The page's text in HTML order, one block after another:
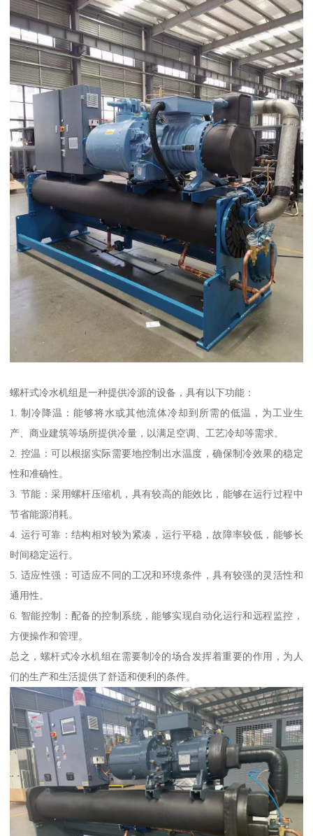
螺杆式冷水机组是一种提供冷源的设备，具有以下功能：
1. 制冷降温：能够将水或其他流体冷却到所需的低温，为工业生
产、商业建筑等场所提供冷量，以满足空调、工艺冷却等需求。
2. 控温：可以根据实际需要地控制出水温度，确保制冷效果的稳定
性和准确性。
3. 节能：采用螺杆压缩机，具有较高的能效比，能够在运行过程中
节省能源消耗。
4. 运行可靠：结构相对较为紧凑，运行平稳，故障率较低，能够长
时间稳定运行。
5. 适应性强：可适应不同的工况和环境条件，具有较强的灵活性和
通用性。
6. 智能控制：配备的控制系统，能够实现自动化运行和远程监控，
方便操作和管理。
总之，螺杆式冷水机组在需要制冷的场合发挥着重要的作用，为人
们的生产和生活提供了舒适和便利的条件。